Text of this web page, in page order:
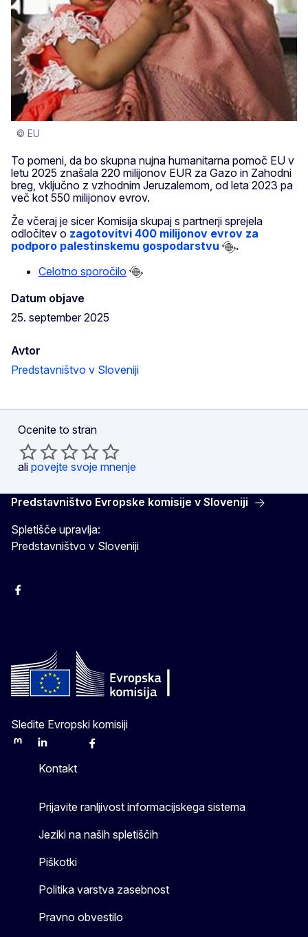
© EU
To pomeni, da bo skupna nujna humanitarna pomoč EU v
letu 2025 znašala 220 milijonov EUR za Gazo in Zahodni
breg, vključno z vzhodnim Jeruzalemom, od leta 2023 pa
več kot 550 milijonov evrov.
Že včeraj je sicer Komisija skupaj s partnerji sprejela
odločitev o zagotovitvi 400 milijonov evrov za
podporo palestinskemu gospodarstvu
.
Celotno sporočilo
Datum objave
25. september 2025
Avtor
Predstavništvo v Sloveniji
Ocenite to stran
ali povejte svoje mnenje
Predstavništvo Evropske komisije v Sloveniji
Spletišče upravlja:
Predstavništvo v Sloveniji
Facebook
Sledite Evropski komisiji
MastodonLinkedInBlueskyFacebook
Kontakt
Prijavite ranljivost informacijskega sistema
Jeziki na naših spletiščih
Piškotki
Politika varstva zasebnost
Pravno obvestilo